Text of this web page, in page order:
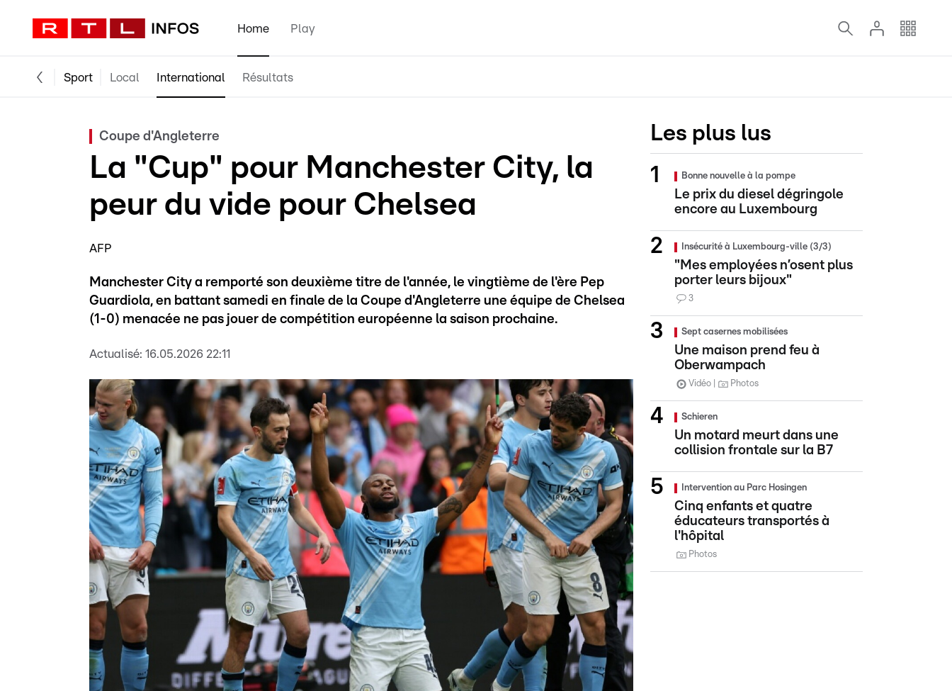
Home Play
Sport Local International Résultats
Coupe d'Angleterre
La "Cup" pour Manchester City, la
peur du vide pour Chelsea
AFP
Manchester City a remporté son deuxième titre de l'année, le vingtième de l'ère Pep
Guardiola, en battant samedi en finale de la Coupe d'Angleterre une équipe de Chelsea
(1-0) menacée ne pas jouer de compétition européenne la saison prochaine.
Actualisé: 16.05.2026 22:11
Les plus lus
Bonne nouvelle à la pompe
Le prix du diesel dégringole
encore au Luxembourg
Insécurité à Luxembourg-ville (3/3)
"Mes employées n’osent plus
porter leurs bijoux"
3
Sept casernes mobilisées
Une maison prend feu à
Oberwampach
Vidéo Photos
Schieren
Un motard meurt dans une
collision frontale sur la B7
Intervention au Parc Hosingen
Cinq enfants et quatre
éducateurs transportés à
l'hôpital
Photos